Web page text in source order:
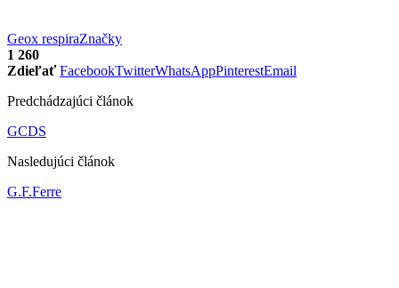
Geox respiraZnačky
1 260
Zdieľať FacebookTwitterWhatsAppPinterestEmail
Predchádzajúci článok
GCDS
Nasledujúci článok
G.F.Ferre